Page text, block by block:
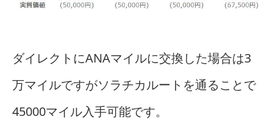
ダイレクトにANAマイルに交換した場合は3
万マイルですがソラチカルートを通ることで
45000マイル入手可能です。